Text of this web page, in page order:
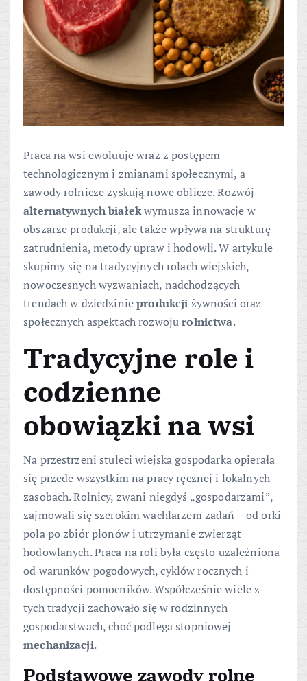
Praca na wsi ewoluuje wraz z postępem
technologicznym i zmianami społecznymi, a
zawody rolnicze zyskują nowe oblicze. Rozwój
alternatywnych białekwymusza innowacje w
obszarze produkcji, ale także wpływa na strukturę
zatrudnienia, metody upraw i hodowli. W artykule
skupimy się na tradycyjnych rolach wiejskich,
nowoczesnych wyzwaniach, nadchodzących
trendach w dziedzinieprodukcji żywności oraz
społecznych aspektach rozwojurolnictwa.
Tradycyjne role i
codzienne
obowiązki na wsi
Na przestrzeni stuleci wiejska gospodarka opierała
się przede wszystkim na pracy ręcznej i lokalnych
zasobach. Rolnicy, zwani niegdyś „gospodarzami”,
zajmowali się szerokim wachlarzem zadań – od orki
pola po zbiór plonów i utrzymanie zwierząt
hodowlanych. Praca na roli była często uzależniona
od warunków pogodowych, cyklów rocznych i
dostępności pomocników. Współcześnie wiele z
tych tradycji zachowało się w rodzinnych
gospodarstwach, choć podlega stopniowej
mechanizacji.
Podstawowe zawody rolne